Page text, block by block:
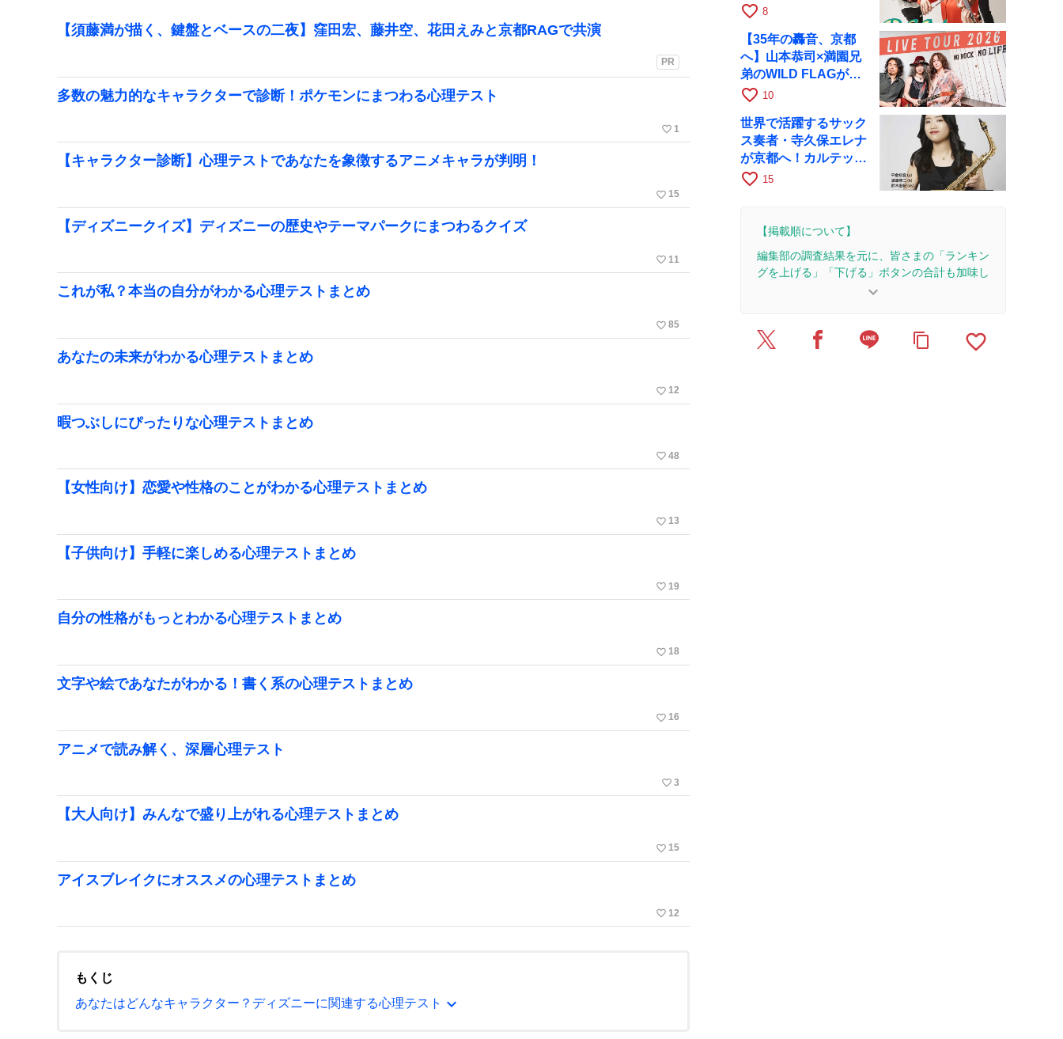
【須藤満が描く、鍵盤とベースの二夜】窪田宏、藤井空、花田えみと京都RAGで共演
PR
多数の魅力的なキャラクターで診断！ポケモンにまつわる心理テスト
favorite_border 1
【キャラクター診断】心理テストであなたを象徴するアニメキャラが判明！
favorite_border 15
【ディズニークイズ】ディズニーの歴史やテーマパークにまつわるクイズ
favorite_border 11
これが私？本当の自分がわかる心理テストまとめ
favorite_border 85
あなたの未来がわかる心理テストまとめ
favorite_border 12
暇つぶしにぴったりな心理テストまとめ
favorite_border 48
【女性向け】恋愛や性格のことがわかる心理テストまとめ
favorite_border 13
【子供向け】手軽に楽しめる心理テストまとめ
favorite_border 19
自分の性格がもっとわかる心理テストまとめ
favorite_border 18
文字や絵であなたがわかる！書く系の心理テストまとめ
favorite_border 16
アニメで読み解く、深層心理テスト
favorite_border 3
【大人向け】みんなで盛り上がれる心理テストまとめ
favorite_border 15
アイスブレイクにオススメの心理テストまとめ
favorite_border 12
もくじ
あなたはどんなキャラクター？ディズニーに関連する心理テスト expand_more
が初全国ツアーで8月
favorite_border 8
【35年の轟音、京都
へ】山本恭司×満園兄
弟のWILD FLAGが8
月6日にRAGでライブ
favorite_border 10
世界で活躍するサック
ス奏者・寺久保エレナ
が京都へ！カルテッ
ト・ツアー京都公演を
favorite_border 15
【掲載順について】
編集部の調査結果を元に、皆さまの「ランキン
グを上げる」「下げる」ボタンの合計も加味し
2025/4/18：記事を公開しました。
keyboard_arrow_down
content_copy favorite_border